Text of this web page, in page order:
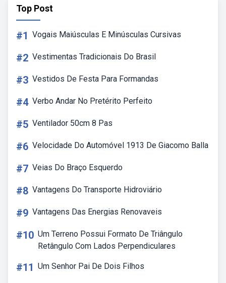
Top Post
#1 Vogais Maiúsculas E Minúsculas Cursivas
#2 Vestimentas Tradicionais Do Brasil
#3 Vestidos De Festa Para Formandas
#4 Verbo Andar No Pretérito Perfeito
#5 Ventilador 50cm 8 Pas
#6 Velocidade Do Automóvel 1913 De Giacomo Balla
#7 Veias Do Braço Esquerdo
#8 Vantagens Do Transporte Hidroviário
#9 Vantagens Das Energias Renovaveis
#10 Um Terreno Possui Formato De Triângulo
Retângulo Com Lados Perpendiculares
#11 Um Senhor Pai De Dois Filhos